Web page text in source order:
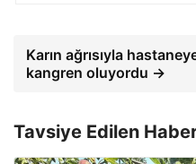
Karın ağrısıyla
kangren oluyordu →
Tavsiye Edilen